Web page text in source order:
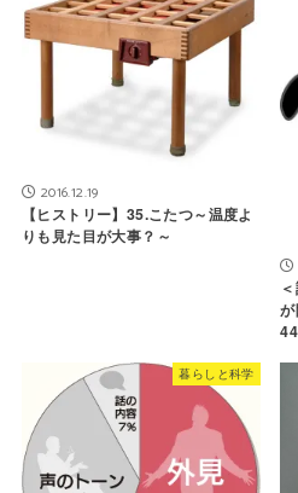
2016.12.19
【ヒストリー】35.こたつ～温度よ
りも見た目が大事？～
が
暮らしと科学